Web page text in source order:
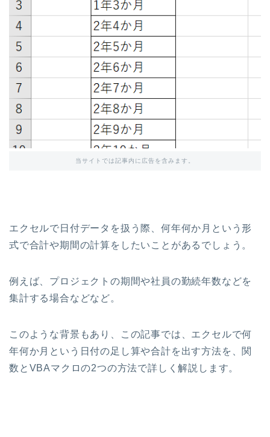
当サイトでは記事内に広告を含みます。
エクセルで日付データを扱う際、何年何か月という形
式で合計や期間の計算をしたいことがあるでしょう。
例えば、プロジェクトの期間や社員の勤続年数などを
集計する場合などなど。
このような背景もあり、この記事では、エクセルで何
年何か月という日付の足し算や合計を出す方法を、関
数とVBAマクロの2つの方法で詳しく解説します。